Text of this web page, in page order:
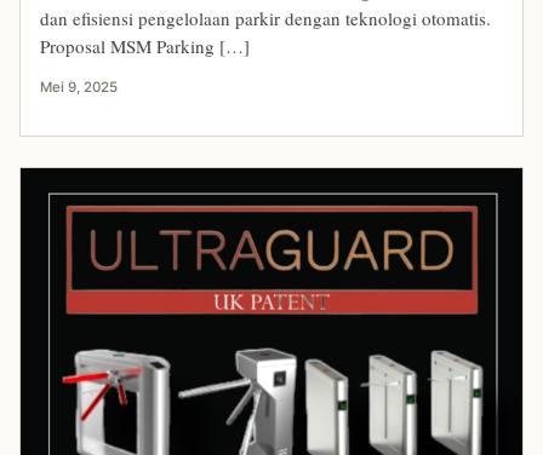
dan efisiensi pengelolaan parkir dengan teknologi otomatis.
Proposal MSM Parking […]
Mei 9, 2025